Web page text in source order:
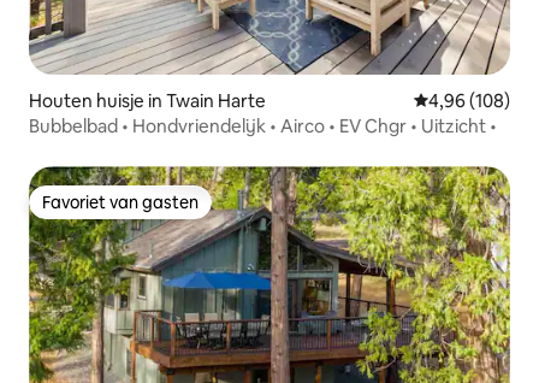
Houten huisje in Twain Harte Gemiddelde
4,96 (108)
Bubbelbad • Hondvriendelijk • Airco • EV Chgr • Uitzicht •
Favoriet van gasten
Favoriet van gasten